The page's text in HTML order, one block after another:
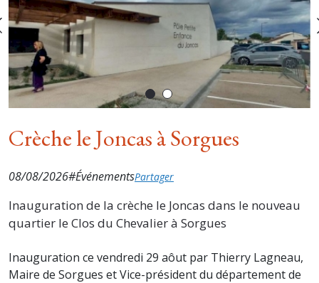
Crèche le Joncas à Sorgues
08/08/2026#ÉvénementsPartager
Inauguration de la crèche le Joncas dans le nouveau
quartier le Clos du Chevalier à Sorgues
Inauguration ce vendredi 29 aôut par Thierry Lagneau,
Maire de Sorgues et Vice-président du département de